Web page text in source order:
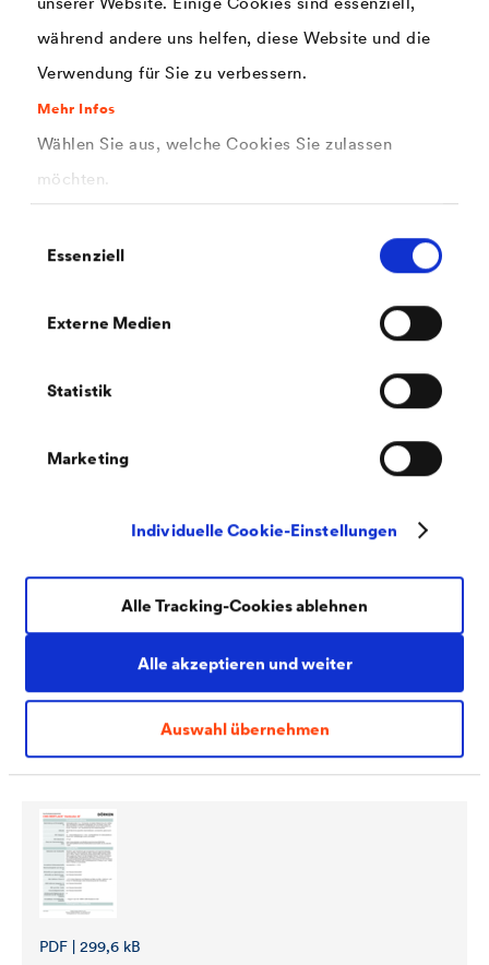
während andere uns helfen, diese Website und die
Verwendung für Sie zu verbessern.
Mehr Infos
Wählen Sie aus, welche Cookies Sie zulassen
möchten.
Essenziell
Externe Medien
Statistik
Marketing
Individuelle Cookie-Einstellungen
Alle akzeptieren und weiter
Auswahl übernehmen
Alle Tracking-Cookies ablehnen
Sicherheitsdatenblatt CWS WERTLACK®
SicherheitsdatenblattCWS WERTLACK ®
Venticolor (DE-LU)
PDF | 299,6 kB